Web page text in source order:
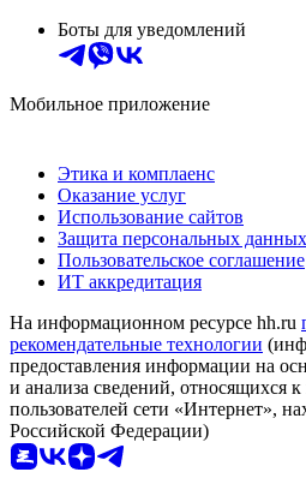
Боты для уведомлений
Мобильное приложение
Этика и комплаенс
Оказание услуг
Использование сайтов
Защита персональных данных
Пользовательское соглашение
ИТ аккредитация
На информационном ресурсе hh.ru
рекомендательные технологии
предоставления информации на
и анализа сведений, относящихся
пользователей сети «Интернет»,
Российской Федерации)